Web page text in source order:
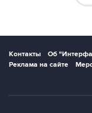
Контакты Об
Реклама на сайте